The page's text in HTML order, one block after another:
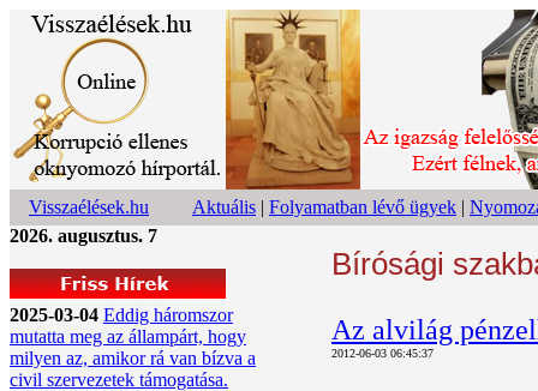
Visszaélések.hu Aktuális | Folyamatban lévő ügyek |
2026. augusztus. 7
2025-03-04 Eddig háromszor
mutatta meg az állampárt, hogy
milyen az, amikor rá van bízva a
civil szervezetek támogatása.
Bírósági
Az alvilág
2012-06-03 06:45:37